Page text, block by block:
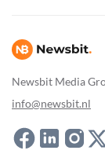
Newsbit Media
info@newsbit.nl